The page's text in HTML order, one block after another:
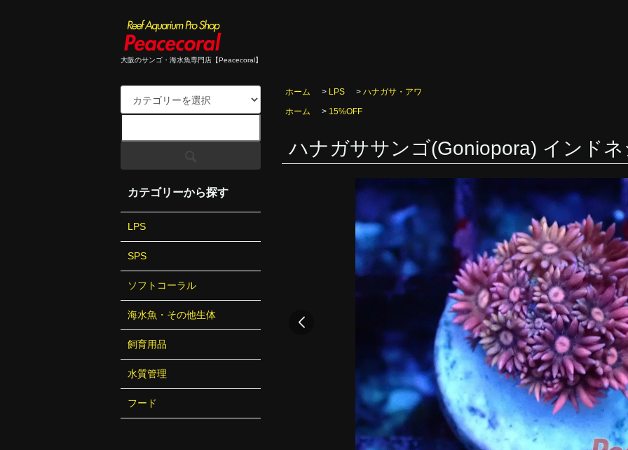
大阪のサンゴ・海水魚専門店【Peacecoral】
ホーム > LPS > ハナガサ・アワ
ホーム
> 15%OFF
ハナガササンゴ(Goniopora) インド
カテゴリーから探す
LPS
SPS
ソフトコーラル
海水魚・その他生体
飼育用品
水質管理
フード